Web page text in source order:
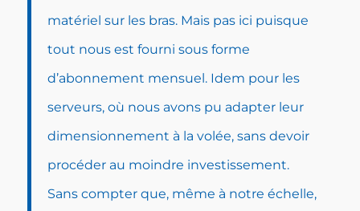
matériel sur les bras. Mais pas ici puisque
tout nous est fourni sous forme
d’abonnement mensuel. Idem pour les
serveurs, où nous avons pu adapter leur
dimensionnement à la volée, sans devoir
procéder au moindre investissement.
Sans compter que, même à notre échelle,